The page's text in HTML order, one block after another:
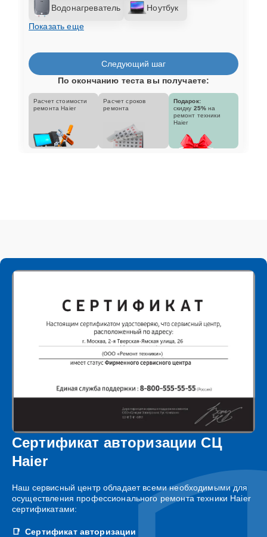
Водонагреватель
Ноутбук
Показать еще
Следующий шаг
По окончанию теста вы получаете:
Расчет стоимости
ремонта Haier
Расчет сроков
ремонта
Подарок:
скидку 25% на
ремонт техники
Haier
Сертификат авторизации СЦ
Haier
Наш сервисный центр обладает всеми необходимыми для
осуществления профессионального ремонта техники Haier
сертификатами:
Сертификат авторизации